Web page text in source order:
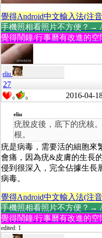
覺得Android中文輸入法(注
手機照相看照片不方便？→
覺得鬧鐘/行事曆有改進的
eliu
27
0 0 2016-04-
eliu
疣脫皮後，底下的疣核
根。
疣是病毒，需要活的細胞來
會痛，因為疣&皮膚的生長
侵到很深入，完全佔據生長
病毒。
覺得Android中文輸入法(注
手機照相看照片不方便？→
覺得鬧鐘/行事曆有改進的
edited: 1